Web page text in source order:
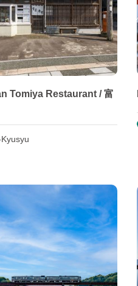
Tomiya Restaurant / 富